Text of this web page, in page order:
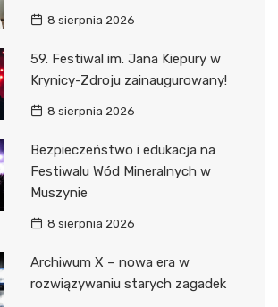
8 sierpnia 2026
59. Festiwal im. Jana Kiepury w
Krynicy-Zdroju zainaugurowany!
8 sierpnia 2026
Bezpieczeństwo i edukacja na
Festiwalu Wód Mineralnych w
Muszynie
8 sierpnia 2026
Archiwum X – nowa era w
rozwiązywaniu starych zagadek